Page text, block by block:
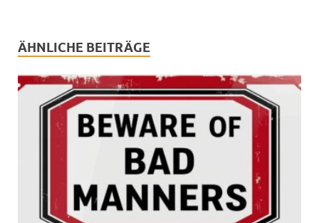
ÄHNLICHE BEITRÄGE